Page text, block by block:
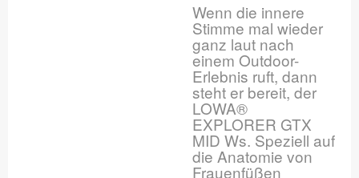
Wenn die innere
Stimme mal wieder
ganz laut nach
einem Outdoor-
Erlebnis ruft, dann
steht er bereit, der
LOWA®
EXPLORER GTX
MID Ws. Speziell auf
die Anatomie von
Frauenfüßen